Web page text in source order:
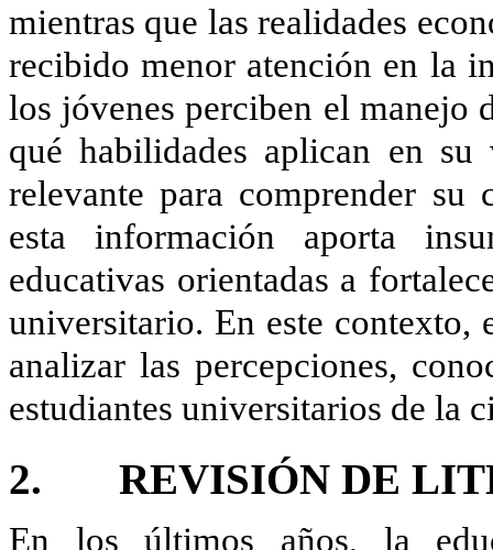
mientras que las realidades
recibido menor atención en la
los jóvenes perciben el manejo
qué habilidades aplican en
relevante para comprender su
esta información aporta
educativas orientadas a
universitario. En este contexto,
analizar las percepciones,
estudiantes universitarios de la
2. REVISIÓN DE
En los últimos años, la